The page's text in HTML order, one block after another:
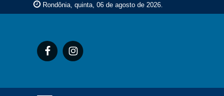
Rondônia, quinta, 06 de agosto de 2026.